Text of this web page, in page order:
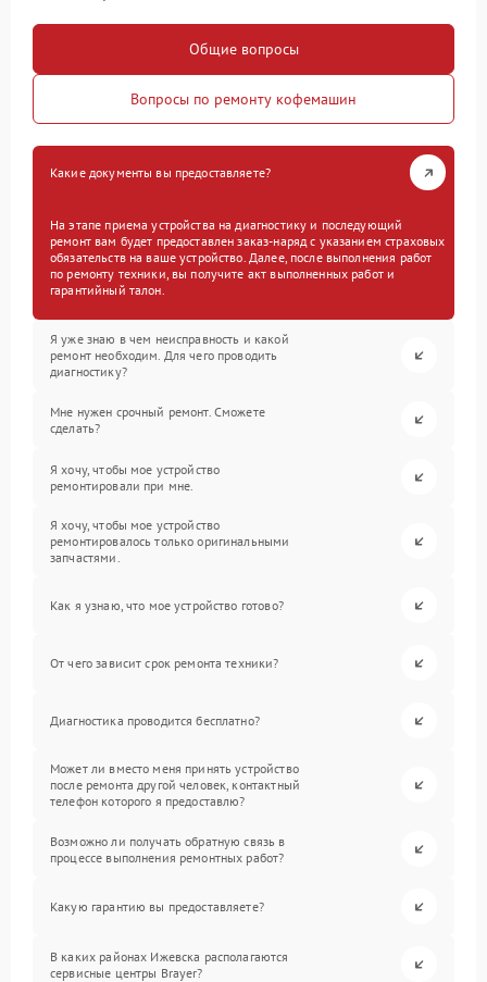
Общие вопросы
Вопросы по ремонту кофемашин
Какие документы вы предоставляете?
На этапе приема устройства на диагностику и последующий
ремонт вам будет предоставлен заказ-наряд с указанием страховых
обязательств на ваше устройство. Далее, после выполнения работ
по ремонту техники, вы получите акт выполненных работ и
гарантийный талон.
Я уже знаю в чем неисправность и какой
ремонт необходим. Для чего проводить
диагностику?
Мне нужен срочный ремонт. Сможете
сделать?
Я хочу, чтобы мое устройство
ремонтировали при мне.
Я хочу, чтобы мое устройство
ремонтировалось только оригинальными
запчастями.
Как я узнаю, что мое устройство готово?
От чего зависит срок ремонта техники?
Диагностика проводится бесплатно?
Может ли вместо меня принять устройство
после ремонта другой человек, контактный
телефон которого я предоставлю?
Возможно ли получать обратную связь в
процессе выполнения ремонтных работ?
Какую гарантию вы предоставляете?
В каких районах Ижевска располагаются
сервисные центры Brayer?